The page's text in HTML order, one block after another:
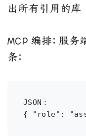
出所有引用的库
MCP 编排：服
条：
JSON：